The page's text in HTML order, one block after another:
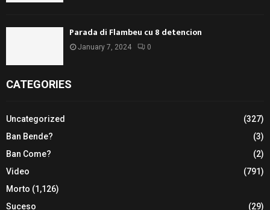
Parada di Flambeu cu 8 detencion
January 7, 2024 0
CATEGORIES
Uncategorized
(327)
Ban Bende?
(3)
Ban Come?
(2)
Video
(791)
Morto (1,126)
Suceso
(29)